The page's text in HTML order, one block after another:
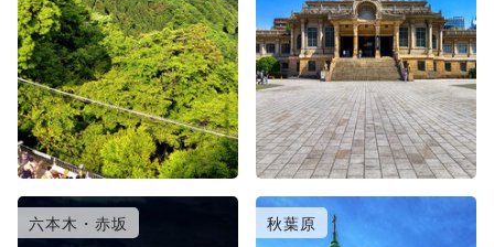
六本木・赤坂 秋葉原